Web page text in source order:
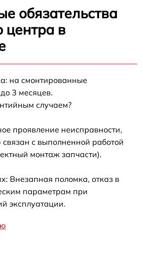
обязательства
центра в
на смонтированные
3 месяцев.
случаем?
проявление неисправности,
с выполненной работой
монтаж запчасти).
Внезапная поломка, отказ в
параметрам при
эксплуатации.